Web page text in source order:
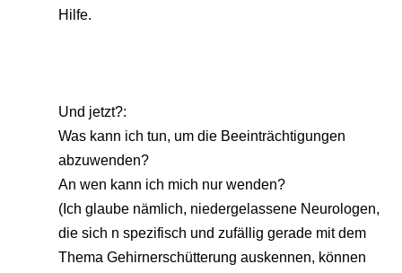
Hilfe.
Und jetzt?:
Was kann ich tun, um die Beeinträchtigungen
abzuwenden?
An wen kann ich mich nur wenden?
(Ich glaube nämlich, niedergelassene Neurologen,
die sich n spezifisch und zufällig gerade mit dem
Thema Gehirnerschütterung auskennen, können